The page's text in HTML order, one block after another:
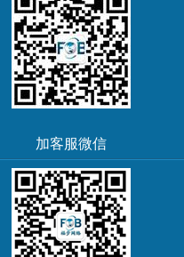
加客服微信